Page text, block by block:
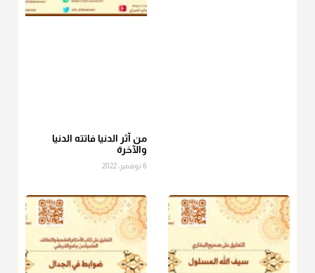
الصاع..فمن شق عليه إخراج الطعام هذه الأيام وأراد إخراج القيمة
أ.د. صالح الشمراني
دفعزكاة الفطرللمسكين القريب صدقة وصلة وهو أفضل من
دفعها للبعيد ولا تغرك مظاهر ووظائف بعض الأقارب فإن
من آثر الدنيا فاتته الدنيا
والآخرة
6 نوفمبر، 2022